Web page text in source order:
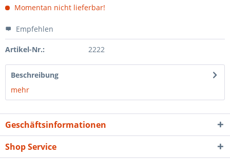
Momentan nicht lieferbar!
Empfehlen
Artikel-Nr.: 2222
Beschreibung
mehr
Geschäftsinformationen
Shop Service